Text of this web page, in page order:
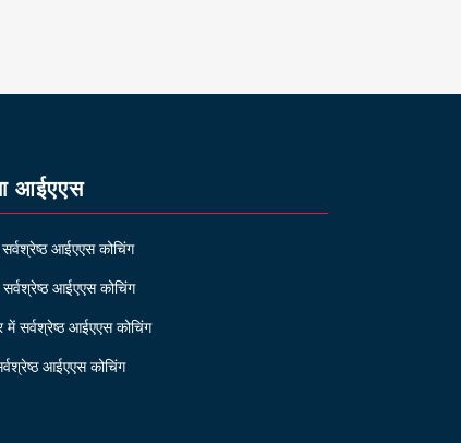
आईएएस
सर्वश्रेष्ठ आईएएस कोचिंग
सर्वश्रेष्ठ आईएएस कोचिंग
में सर्वश्रेष्ठ आईएएस कोचिंग
आईएएस कोचिंग